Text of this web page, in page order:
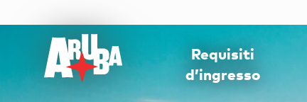
Requisiti
d’ingresso